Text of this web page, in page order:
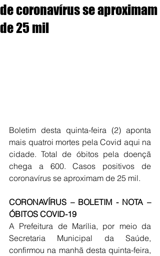
de coronavírus se aproximam
de 25 mil
Boletim desta quinta-feira (2) aponta
mais quatroi mortes pela Covid aqui na
cidade. Total de óbitos pela doençã
chega a 600. Casos positivos de
coronavírus se aproximam de 25 mil.
CORONAVÍRUS – BOLETIM - NOTA –
ÓBITOS COVID-19
A Prefeitura de Marília, por meio da
Secretaria Municipal da Saúde,
confirmou na manhã desta quinta-feira,